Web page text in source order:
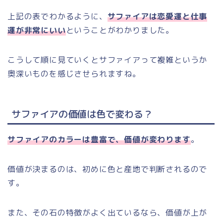
上記の表でわかるように、 サファイアは恋愛運と仕事
運が非常にいいということがわかりました。
こうして順に見ていくとサファイアって複雑というか
奥深いものを感じさせられますね。
サファイアの価値は色で変わる？
サファイアのカラーは豊富で、価値が変わります。
価値が決まるのは、初めに色と産地で判断されるので
す。
また、その石の特徴がよく出ているなら、価値が上が